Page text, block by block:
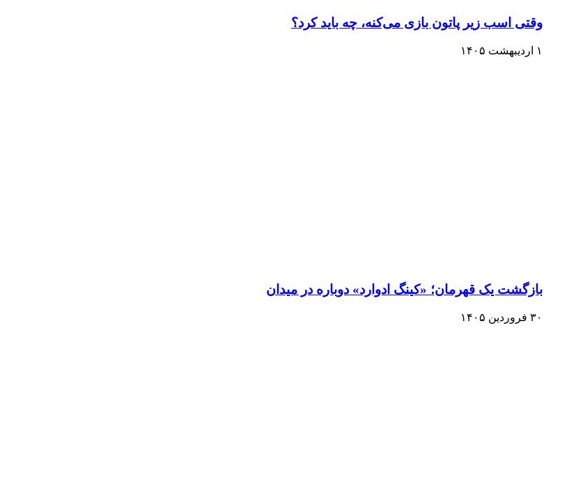
وقتی اسب زیر پاتون بازی می‌کنه، چه باید کرد؟
۱ اردیبهشت ۱۴۰۵
بازگشت یک قهرمان؛ «کینگ ادوارد» دوباره در میدان
۳۰ فروردین ۱۴۰۵